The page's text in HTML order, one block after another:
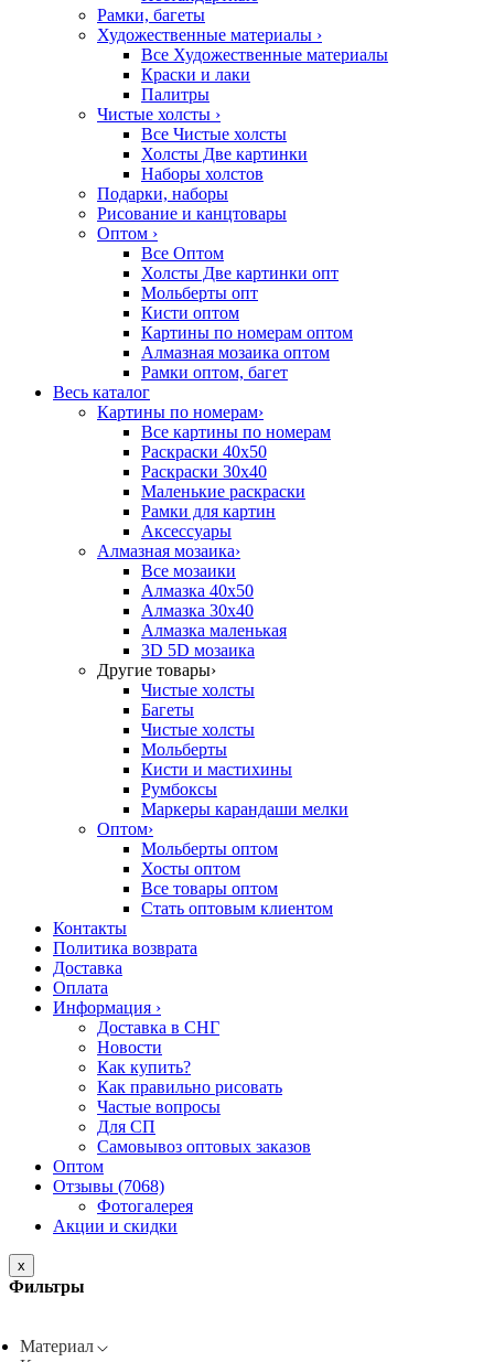
Рамки, багеты
Художественные материалы ›
Все Художественные материалы
Краски и лаки
Палитры
Чистые холсты ›
Все Чистые холсты
Холсты Две картинки
Наборы холстов
Подарки, наборы
Рисование и канцтовары
Оптом ›
Все Оптом
Холсты Две картинки опт
Мольберты опт
Кисти оптом
Картины по номерам оптом
Алмазная мозаика оптом
Рамки оптом, багет
Весь каталог
Картины по номерам›
Все картины по номерам
Раскраски 40х50
Раскраски 30х40
Маленькие раскраски
Рамки для картин
Аксессуары
Алмазная мозаика›
Все мозаики
Алмазка 40х50
Алмазка 30х40
Алмазка маленькая
3D 5D мозаика
Другие товары›
Чистые холсты
Багеты
Чистые холсты
Мольберты
Кисти и мастихины
Румбоксы
Маркеры карандаши мелки
Оптом›
Мольберты оптом
Хосты оптом
Все товары оптом
Стать оптовым клиентом
Контакты
Политика возврата
Доставка
Оплата
Информация ›
Доставка в СНГ
Новости
Как купить?
Как правильно рисовать
Частые вопросы
Для СП
Самовывоз оптовых заказов
Оптом
Отзывы (7068)
Фотогалерея
Акции и скидки
x
Фильтры
Материал